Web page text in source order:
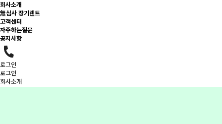
회사소개
無심사 장기렌트
고객센터
자주하는질문
공지사항
로그인
로그인
회사소개
無심사 장기렌트